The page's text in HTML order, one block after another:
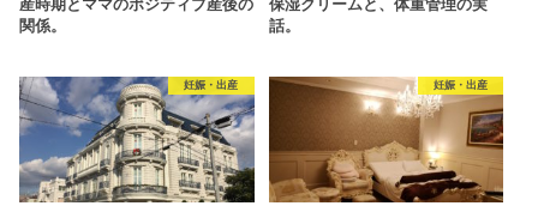
産時期とママのポジティブ産後の
関係。
保湿クリームと、体重管理の実
話。
妊娠・出産 妊娠・出産